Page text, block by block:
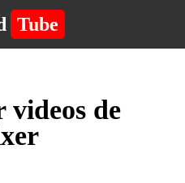
Tube
videos de